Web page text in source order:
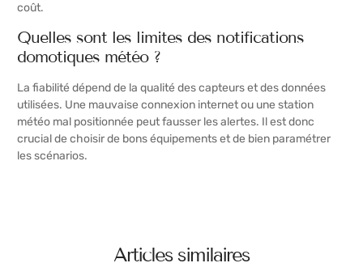
coût.
Quelles sont les limites des notifications
domotiques météo ?
La fiabilité dépend de la qualité des capteurs et des données
utilisées. Une mauvaise connexion internet ou une station
météo mal positionnée peut fausser les alertes. Il est donc
crucial de choisir de bons équipements et de bien paramétrer
les scénarios.
Articles similaires